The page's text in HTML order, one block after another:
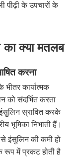
पीढ़ी के उपचारों के
का क्या मतलब
करना
कार्यात्मक
को संदर्भित करता
स्रावित करके
भूमिका निभाती हैं।
से इंसुलिन की कमी हो
रूप में प्रकट होती है